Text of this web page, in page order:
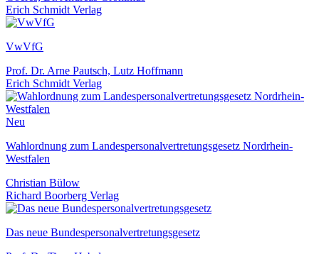
Erich Schmidt Verlag
VwVfG
Prof. Dr. Arne Pautsch, Lutz Hoffmann
Erich Schmidt Verlag
Neu
Wahlordnung zum Landespersonalvertretungsgesetz Nordrhein-
Westfalen
Christian Bülow
Richard Boorberg Verlag
Das neue Bundespersonalvertretungsgesetz